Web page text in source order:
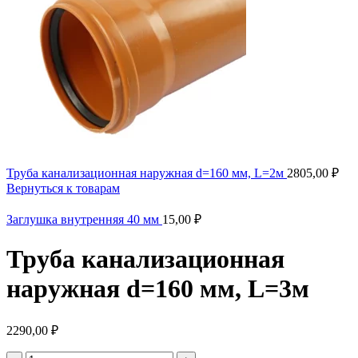
Труба канализационная наружная d=160 мм, L=2м 2805,00 ₽
Вернуться к товарам
Заглушка внутренняя 40 мм 15,00 ₽
Труба канализационная
наружная d=160 мм, L=3м
2290,00 ₽